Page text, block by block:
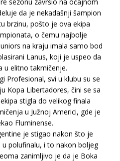
da je nekadašnji šampion
brzinu, pošto je ova ekipa
o čemu najbolje
na kraju imala samo bod
Lanus, koji je uspeo da
u elitno takmičenje.
Profesional, svi u klubu su se
Kopa Libertadores, čini se sa
stigla do velikog finala
u Južnoj Americi, gde je
Fluminense.
je stigao nakon što je
u polufinalu, i to nakon boljeg
zanimljivo je da je Boka